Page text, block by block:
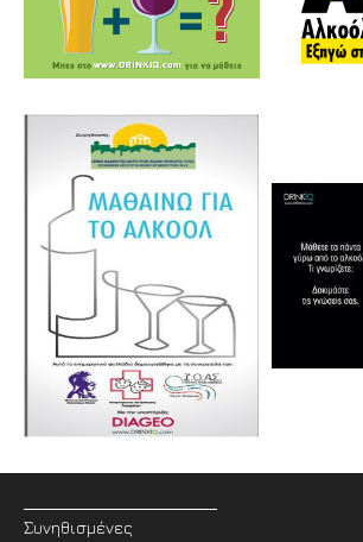
Συνηθισμένες